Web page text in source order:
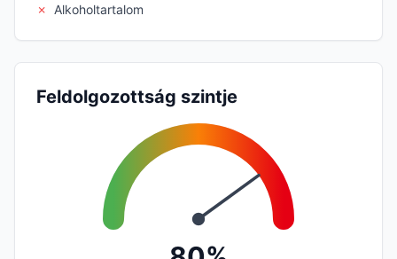
✗
Alkoholtartalom
Feldolgozottság szintje